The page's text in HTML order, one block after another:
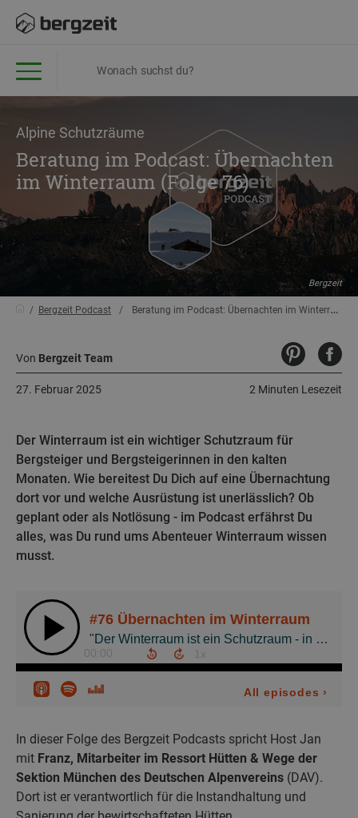
Alpine Schutzräume
Beratung im Podcast: Übernachten
im Winterraum (Folge 76)
Bergzeit
Bergzeit Podcast Beratung im Podcast: Übernachten im Winterraum (Folge 76)
Von Bergzeit Team
2 Minuten Lesezeit
27. Februar 2025
Der Winterraum ist ein wichtiger Schutzraum für
Bergsteiger und Bergsteigerinnen in den kalten
Monaten. Wie bereitest Du Dich auf eine Übernachtung
dort vor und welche Ausrüstung ist unerlässlich? Ob
geplant oder als Notlösung - im Podcast erfährst Du
alles, was Du rund ums Abenteuer Winterraum wissen
musst.
In dieser Folge des Bergzeit Podcasts spricht Host Jan
mit Franz, Mitarbeiter im Ressort Hütten & Wege der
Sektion München des Deutschen Alpenvereins (DAV).
Dort ist er verantwortlich für die Instandhaltung und